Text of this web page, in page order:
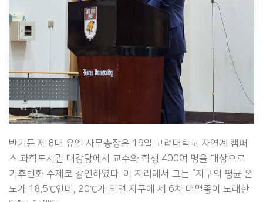
반기문 제 8대 유엔 사무총장은 19일 고려대학교 자연계 캠퍼
스 과학도서관 대강당에서 교수와 학생 400여 명을 대상으로
기후변화 주제로 강연하였다. 이 자리에서 그는 “지구의 평균 온
도가 18.5℃인데, 20℃가 되면 지구에 제 6차 대멸종이 도래한